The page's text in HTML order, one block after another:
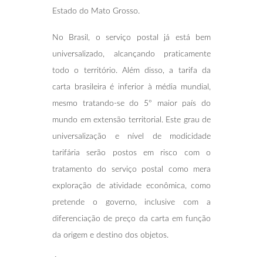
Estado do Mato Grosso.
No Brasil, o serviço postal já está bem
universalizado, alcançando praticamente
todo o território. Além disso, a tarifa da
carta brasileira é inferior à média mundial,
mesmo tratando-se do 5º maior país do
mundo em extensão territorial. Este grau de
universalização e nível de modicidade
tarifária serão postos em risco com o
tratamento do serviço postal como mera
exploração de atividade econômica, como
pretende o governo, inclusive com a
diferenciação de preço da carta em função
da origem e destino dos objetos.